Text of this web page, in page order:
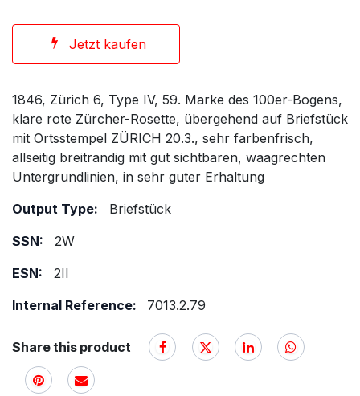
Jetzt kaufen
1846, Zürich 6, Type IV, 59. Marke des 100er-Bogens,
klare rote Zürcher-Rosette, übergehend auf Briefstück
mit Ortsstempel ZÜRICH 20.3., sehr farbenfrisch,
allseitig breitrandig mit gut sichtbaren, waagrechten
Untergrundlinien, in sehr guter Erhaltung
Output Type:
Briefstück
SSN:
2W
ESN:
2II
Internal Reference:
7013.2.79
Share this product